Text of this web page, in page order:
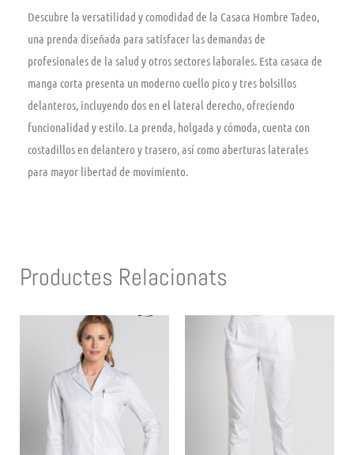
Descubre la versatilidad y comodidad de la Casaca Hombre Tadeo,
una prenda diseñada para satisfacer las demandas de
profesionales de la salud y otros sectores laborales. Esta casaca de
manga corta presenta un moderno cuello pico y tres bolsillos
delanteros, incluyendo dos en el lateral derecho, ofreciendo
funcionalidad y estilo. La prenda, holgada y cómoda, cuenta con
costadillos en delantero y trasero, así como aberturas laterales
para mayor libertad de movimiento.
Productes Relacionats